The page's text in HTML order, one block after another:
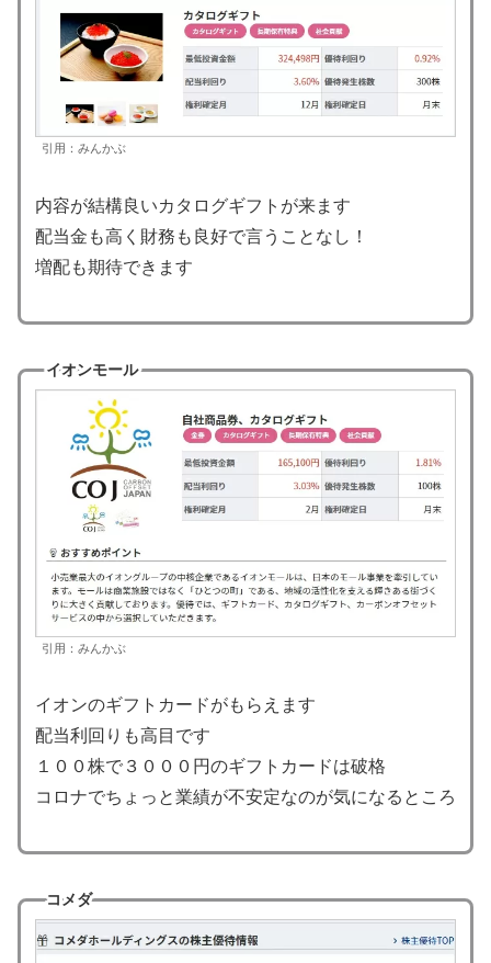
引用：みんかぶ
内容が結構良いカタログギフトが来ます
配当金も高く財務も良好で言うことなし！
増配も期待できます
イオンモール
引用：みんかぶ
イオンのギフトカードがもらえます
配当利回りも高目です
１００株で３０００円のギフトカードは破格
コロナでちょっと業績が不安定なのが気になるところ
コメダ